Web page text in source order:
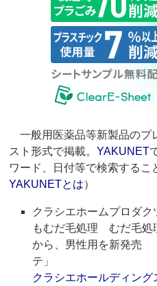
一般用医薬品等新製品のプ
スト形式で掲載。YAKUNET
ワード、日付等で検索する
YAKUNETとは）
クラシエホームプロダ
もむだ毛処理 むだ毛処
から、男性用を新発売
テ」
クラシエホールディング